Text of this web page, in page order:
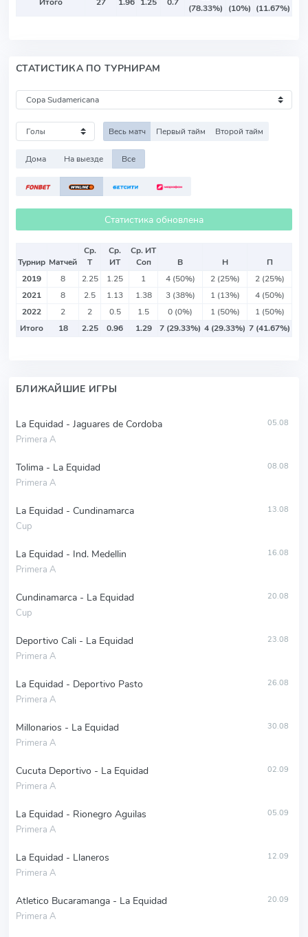
Итого 27 1.96 1.25 0.7
(78.33%)
(10%) (11.67%)
СТАТИСТИКА ПО ТУРНИРАМ
Весь матч Первый тайм Второй тайм
Дома На выезде Все
Статистика обновлена
Турнир Матчей
Ср.
Т
Ср.
ИТ
Ср. ИТ
Соп
В Н
П
2019
8 2.25 1.25 1 4 (50%) 2 (25%)
2 (25%)
2021
8 2.5 1.13 1.38 3 (38%) 1 (13%)
4 (50%)
2022
2 2 0.5 1.5 0 (0%) 1 (50%)
1 (50%)
Итого
18 2.25 0.96 1.29 7 (29.33%) 4 (29.33%) 7 (41.67%)
БЛИЖАЙШИЕ ИГРЫ
La Equidad - Jaguares de Cordoba
Primera A
05.08
Tolima - La Equidad
Primera A
08.08
La Equidad - Cundinamarca
Cup
13.08
La Equidad - Ind. Medellin
Primera A
16.08
Cundinamarca - La Equidad
Cup
20.08
Deportivo Cali - La Equidad
Primera A
23.08
La Equidad - Deportivo Pasto
Primera A
26.08
Millonarios - La Equidad
Primera A
30.08
Cucuta Deportivo - La Equidad
Primera A
02.09
La Equidad - Rionegro Aguilas
Primera A
05.09
La Equidad - Llaneros
Primera A
12.09
Atletico Bucaramanga - La Equidad
Primera A
20.09